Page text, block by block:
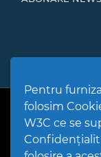
Pentru
folosim
W3C ce se
PPW @2026 |
Politică de
Termeni